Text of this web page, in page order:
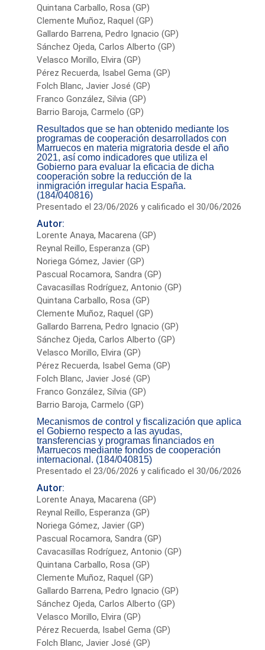
Quintana Carballo, Rosa (GP)
Clemente Muñoz, Raquel (GP)
Gallardo Barrena, Pedro Ignacio (GP)
Sánchez Ojeda, Carlos Alberto (GP)
Velasco Morillo, Elvira (GP)
Pérez Recuerda, Isabel Gema (GP)
Folch Blanc, Javier José (GP)
Franco González, Silvia (GP)
Barrio Baroja, Carmelo (GP)
Resultados que se han obtenido mediante los
programas de cooperación desarrollados con
Marruecos en materia migratoria desde el año
2021, así como indicadores que utiliza el
Gobierno para evaluar la eficacia de dicha
cooperación sobre la reducción de la
inmigración irregular hacia España.
(184/040816)
Presentado el 23/06/2026 y calificado el 30/06/2026
Autor:
Lorente Anaya, Macarena (GP)
Reynal Reillo, Esperanza (GP)
Noriega Gómez, Javier (GP)
Pascual Rocamora, Sandra (GP)
Cavacasillas Rodríguez, Antonio (GP)
Quintana Carballo, Rosa (GP)
Clemente Muñoz, Raquel (GP)
Gallardo Barrena, Pedro Ignacio (GP)
Sánchez Ojeda, Carlos Alberto (GP)
Velasco Morillo, Elvira (GP)
Pérez Recuerda, Isabel Gema (GP)
Folch Blanc, Javier José (GP)
Franco González, Silvia (GP)
Barrio Baroja, Carmelo (GP)
Mecanismos de control y fiscalización que aplica
el Gobierno respecto a las ayudas,
transferencias y programas financiados en
Marruecos mediante fondos de cooperación
internacional. (184/040815)
Presentado el 23/06/2026 y calificado el 30/06/2026
Autor:
Lorente Anaya, Macarena (GP)
Reynal Reillo, Esperanza (GP)
Noriega Gómez, Javier (GP)
Pascual Rocamora, Sandra (GP)
Cavacasillas Rodríguez, Antonio (GP)
Quintana Carballo, Rosa (GP)
Clemente Muñoz, Raquel (GP)
Gallardo Barrena, Pedro Ignacio (GP)
Sánchez Ojeda, Carlos Alberto (GP)
Velasco Morillo, Elvira (GP)
Pérez Recuerda, Isabel Gema (GP)
Folch Blanc, Javier José (GP)